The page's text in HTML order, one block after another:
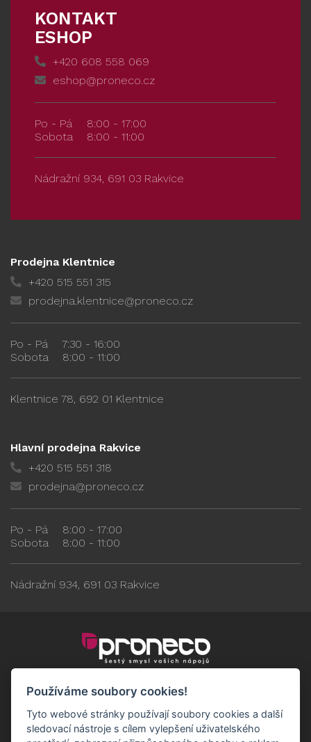
KONTAKT
ESHOP
+420 608 558 069
eshop@proneco.cz
Po - Pá
8:00 - 17:00
Sobota
8:00 - 11:00
Nádražní 934, 691 03 Rakvice
Prodejna Klentnice
+420 515 551 315
prodejna.klentnice@proneco.cz
Po - Pá
7:30 - 16:00
Sobota
8:00 - 11:00
Klentnice 78, 692 01 Klentnice
Hlavní prodejna Rakvice
+420 515 551 318
prodejna@proneco.cz
Po - Pá
8:00 - 17:00
Sobota
8:00 - 11:00
Nádražní 934, 691 03 Rakvice
Používáme soubory cookies!
Tyto webové stránky používají soubory cookies a další
sledovací nástroje s cílem vylepšení uživatelského